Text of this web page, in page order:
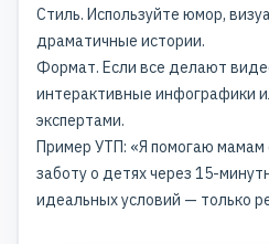
Стиль. Используйте юмор,
драматичные истории.
Формат. Если все делают
интерактивные инфографики
экспертами.
Пример УТП: «Я помогаю
заботу о детях через 15-
идеальных условий — только